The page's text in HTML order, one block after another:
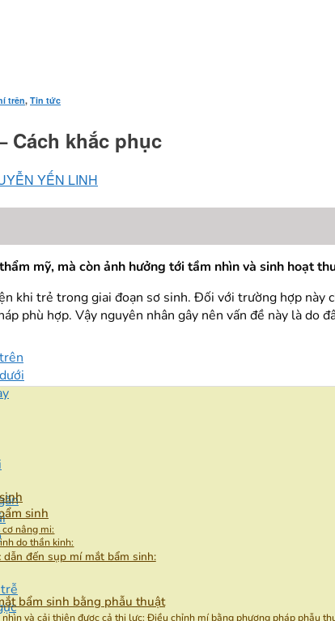
trên, Tin tức
Cách khắc phục
YẾN LINH
mỹ, mà còn ảnh hưởng tới tầm nhìn và sinh hoạt
khi trẻ trong giai đoạn sơ sinh. Đối với trường hợp này
phù hợp. Vậy nguyên nhân gây nên vấn đề này là
sinh
nâng mi:
do thần kinh:
đến sụp mí mắt bẩm sinh:
bẩm sinh bằng phẫu thuật
và cải thiện được cả thị lực: Điều chỉnh mí bằng phương pháp phẫu